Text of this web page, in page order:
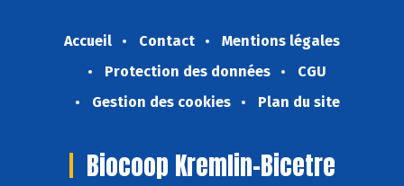
Accueil Contact
Mentions légales
Protection des données
CGU
Gestion des cookies
Plan du site
Biocoop Kremlin-Bicetre